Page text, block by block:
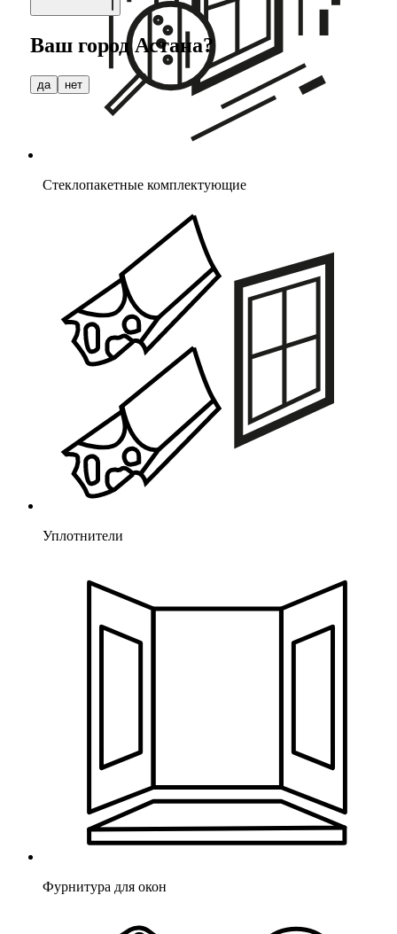
Стеклопакетные комплектующие
Уплотнители
Фурнитура для окон
Ваш городАстана?
да нет